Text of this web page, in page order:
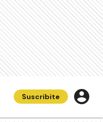
Suscribite